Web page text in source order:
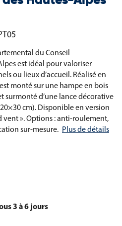
du Conseil
est idéal pour valoriser
ou lieux d’accueil. Réalisé en
monté sur une hampe en bois
surmonté d’une lance décorative
cm). Disponible en version
vent ». Options : anti-roulement,
sur-mesure. Plus de détails
3 à 6 jours